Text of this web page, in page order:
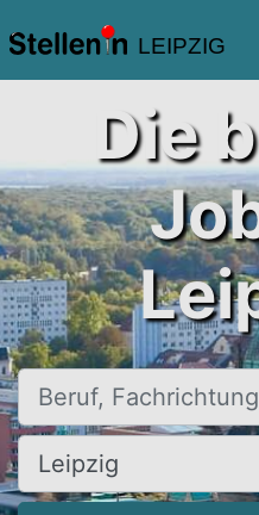
LEIPZIG
Die
Beruf, Fachrichtung, Firma
Ort, Stadt